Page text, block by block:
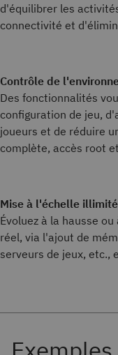
d'équilibrer les
connectivité et
Contrôle de
Des fonctionnalités
configuration de jeu,
joueurs et de réduire
complète, accès root
Mise à l'échelle
Évoluez à la hausse
réel, via l'ajout de
serveurs de jeux, etc.,